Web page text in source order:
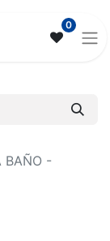
0
BAÑO -